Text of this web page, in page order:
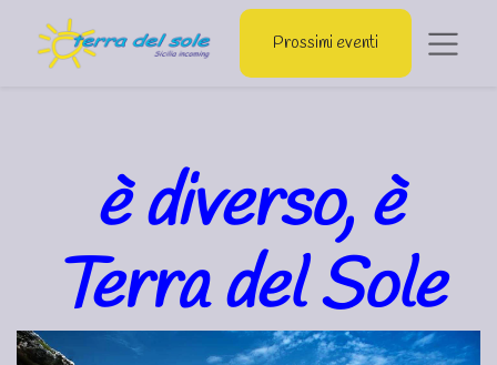
Prossimi eventi
è diverso, è
Terra del Sole